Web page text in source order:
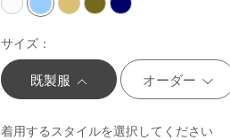
サイズ：
既製服 オーダー
着用するスタイルを選択してください